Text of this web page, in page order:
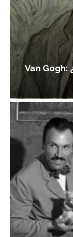
Van Gogh: